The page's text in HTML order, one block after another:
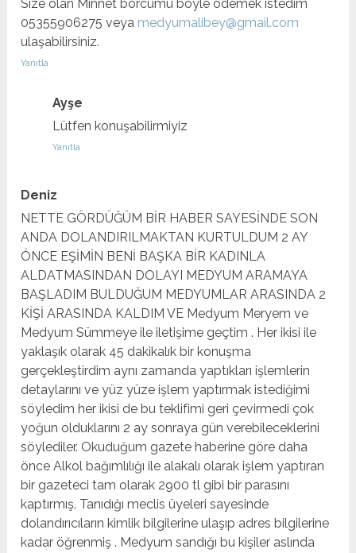
Size olan Minnet borcumu böyle ödemek istedim
05355906275 veya medyumalibey@gmail.com
ulaşabilirsiniz.
Yanıtla
Ayşe
Lütfen konuşabilirmiyiz
Yanıtla
Deniz
NETTE GÖRDÜĞÜM BİR HABER SAYESİNDE SON
ANDA DOLANDIRILMAKTAN KURTULDUM 2 AY
ÖNCE EŞİMİN BENİ BAŞKA BİR KADINLA
ALDATMASINDAN DOLAYI MEDYUM ARAMAYA
BAŞLADIM BULDUĞUM MEDYUMLAR ARASINDA 2
KİŞİ ARASINDA KALDIM VE Medyum Meryem ve
Medyum Sümmeye ile iletişime geçtim . Her ikisi ile
yaklaşık olarak 45 dakikalık bir konuşma
gerçekleştirdim aynı zamanda yaptıkları işlemlerin
detaylarını ve yüz yüze işlem yaptırmak istediğimi
söyledim her ikisi de bu teklifimi geri çevirmedi çok
yoğun olduklarını 2 ay sonraya gün verebileceklerini
söylediler. Okuduğum gazete haberine göre daha
önce Alkol bağımlılığı ile alakalı olarak işlem yaptıran
bir gazeteci tam olarak 2900 tl gibi bir parasını
kaptırmış. Tanıdığı meclis üyeleri sayesinde
dolandırıcıların kimlik bilgilerine ulaşıp adres bilgilerine
kadar öğrenmiş . Medyum sandığı bu kişiler aslında